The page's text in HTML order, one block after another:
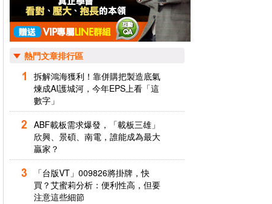
熱門文章排行區
拆解鴻海獲利！靠併購把製造底氣
煉成AI護城河，今年EPS上看「這
數字」
ABF載板需求爆發，「載板三雄」
欣興、景碩、南電，誰能成為最大
贏家？
「台版VT」009826將掛牌，快
買？艾蜜莉分析：便利性高，但要
注意這些細節